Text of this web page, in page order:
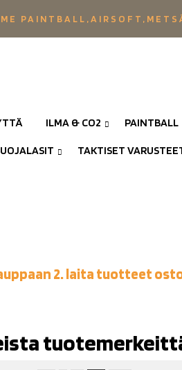
ILMA & CO2 PAINTBALL
TAKTISET
2. laita tuotteet